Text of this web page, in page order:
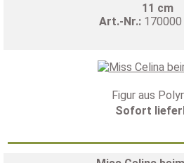
11 cm
Art.-Nr.: 170000
Figur aus
Sofort